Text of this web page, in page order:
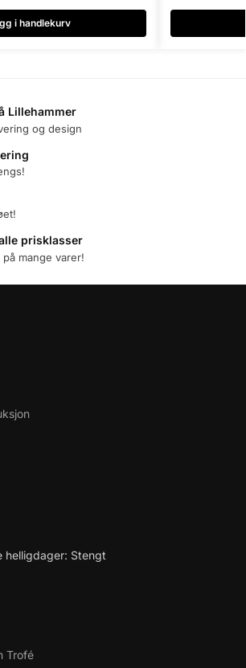
i handlekurv
Lillehammer
og design
prisklasser
på mange varer!
helligdager: Stengt
Trofé